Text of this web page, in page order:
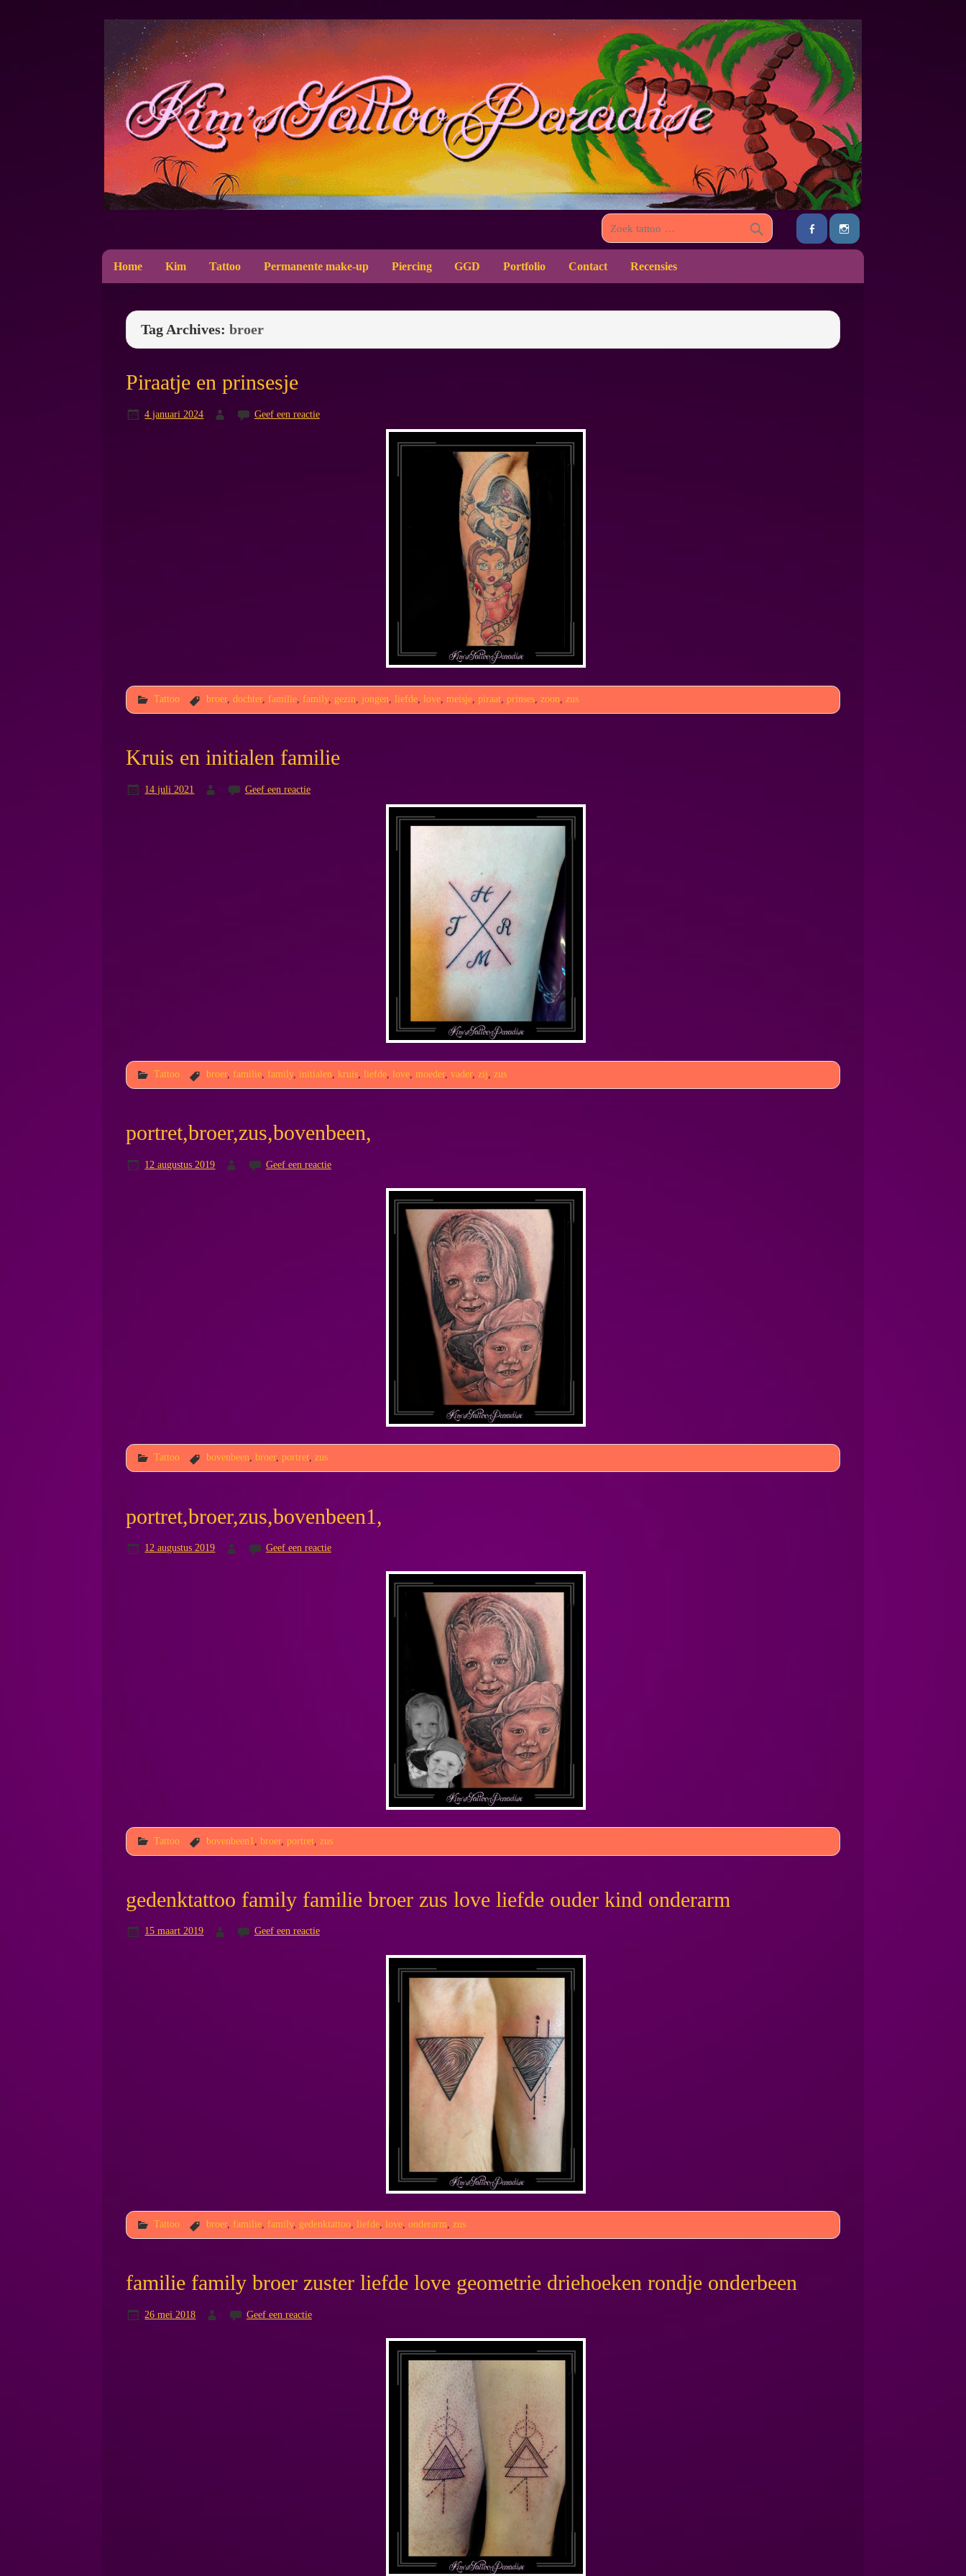
Home Kim Tattoo Permanente make-up Piercing GGD Portfolio Contact Recensies
Tag Archives:broer
Piraatje en prinsesje
4 januari 2024 Geef een reactie
Tattoo broer,dochter, familie family, gezin jongen liefde love meisje piraat prinses ,zoon ,zus
Kruis en initialen familie
14 juli 2021 Geef een reactie
Tattoo broer, familie family, initialen kruis liefde love moeder,vader,zij ,zus
portret,broer,zus,bovenbeen,
12 augustus 2019 Geef een reactie
Tattoo bovenbeen,broer, portret,zus
portret,broer,zus,bovenbeen1,
12 augustus 2019 Geef een reactie
Tattoo bovenbeen1 ,broer, portret ,zus
gedenktattoo family familie broer zus love liefde ouder kind onderarm
15 maart 2019 Geef een reactie
Tattoo broer, familie family, gedenktattoo liefde love ,onderarm ,zus
familie family broer zuster liefde love geometrie driehoeken rondje onderbeen
26 mei 2018 Geef een reactie